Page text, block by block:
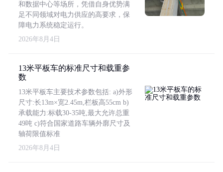
和数据中心等场所，凭借自身优势满
足不同领域对电力供应的高要求，保
障电力系统稳定运行。
2026年8月4日
13米平板车的标准尺寸和载重参
数
13米平板车主要技术参数包括: a)外形
尺寸:长13m×宽2.45m,栏板高55cm b)
承载能力:标载30-35吨,最大允许总重
49吨 c)符合国家道路车辆外廓尺寸及
轴荷限值标准
2026年8月4日